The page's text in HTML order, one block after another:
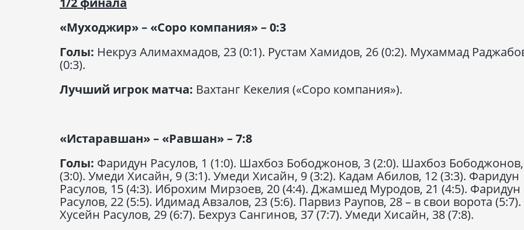
«Муходжир» – «Соро компания» – 0:3
Голы: Некруз Алимахмадов, 23 (0:1). Рустам Хамидов, 26 (0:2). Мухаммад
(0:3).
Лучший игрок матча: Вахтанг Кекелия («Соро компания»).
«Истаравшан» – «Равшан» – 7:8
Голы: Фаридун Расулов, 1 (1:0). Шахбоз Бободжонов, 3 (2:0). Шахбоз
(3:0). Умеди Хисайн, 9 (3:1). Умеди Хисайн, 9 (3:2). Кадам Абилов, 12 (3:3). Фаридун
Расулов, 15 (4:3). Иброхим Мирзоев, 20 (4:4). Джамшед Муродов, 21 (4:5). Фаридун
Расулов, 22 (5:5). Идимад Авзалов, 23 (5:6). Парвиз Раупов, 28 – в свои ворота (5:7).
Хусейн Расулов, 29 (6:7). Бехруз Сангинов, 37 (7:7). Умеди Хисайн, 38 (7:8).